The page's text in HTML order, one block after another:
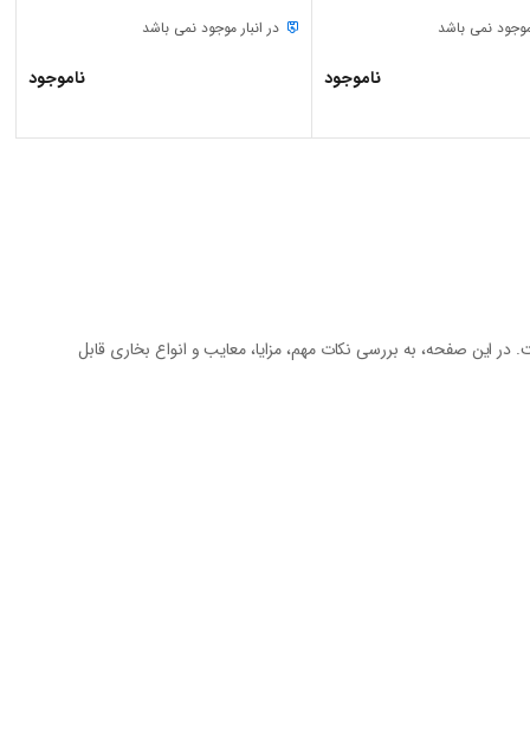
موجود نمی باشد
ناموجود
در انبار موجود نمی باشد
ناموجود
در این صفحه، به بررسی نکات مهم، مزایا، معایب و انواع بخاری قابل